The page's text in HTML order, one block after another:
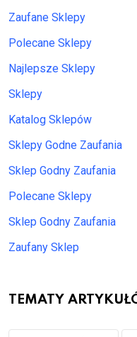
Zaufane Sklepy
Polecane Sklepy
Najlepsze Sklepy
Sklepy
Katalog Sklepów
Sklepy Godne Zaufania
Sklep Godny Zaufania
Polecane Sklepy
Sklep Godny Zaufania
Zaufany Sklep
TEMATY